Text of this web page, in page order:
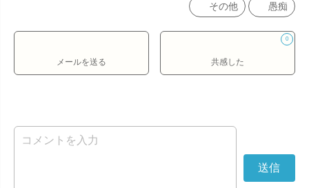
その他 愚痴
メールを送る
0
共感した